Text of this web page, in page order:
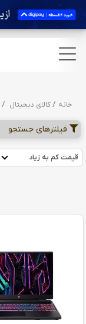
خانه کالای دیجیتال
فیلترهای جستجو